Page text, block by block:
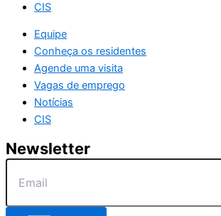
CIS
Equipe
Conheça os residentes
Agende uma visita
Vagas de emprego
Notícias
CIS
Newsletter